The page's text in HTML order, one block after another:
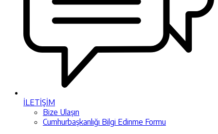
İLETİŞİM
Bize Ulaşın
Cumhurbaşkanlığı Bilgi Edinme Formu